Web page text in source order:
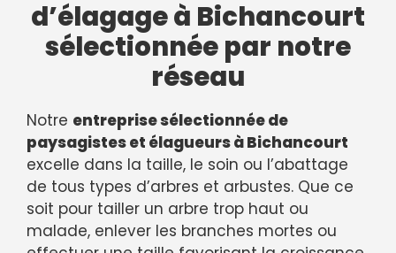
d’élagage à Bichancourt
sélectionnée par notre
réseau
Notre entreprise sélectionnée de
paysagistes et élagueurs à Bichancourt
excelle dans la taille, le soin ou l’abattage
de tous types d’arbres et arbustes. Que ce
soit pour tailler un arbre trop haut ou
malade, enlever les branches mortes ou